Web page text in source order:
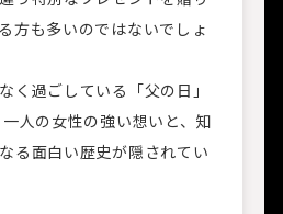
方も多いのではないでしょ
く過ごしている「父の日」
人の女性の強い想いと、知
る面白い歴史が隠されてい